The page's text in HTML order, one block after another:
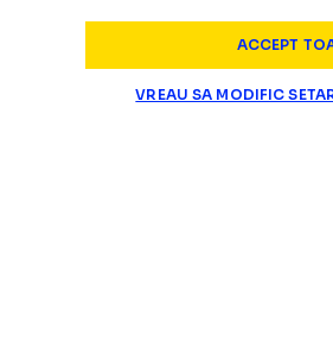
ACCEPT
VREAU SA MODIFIC